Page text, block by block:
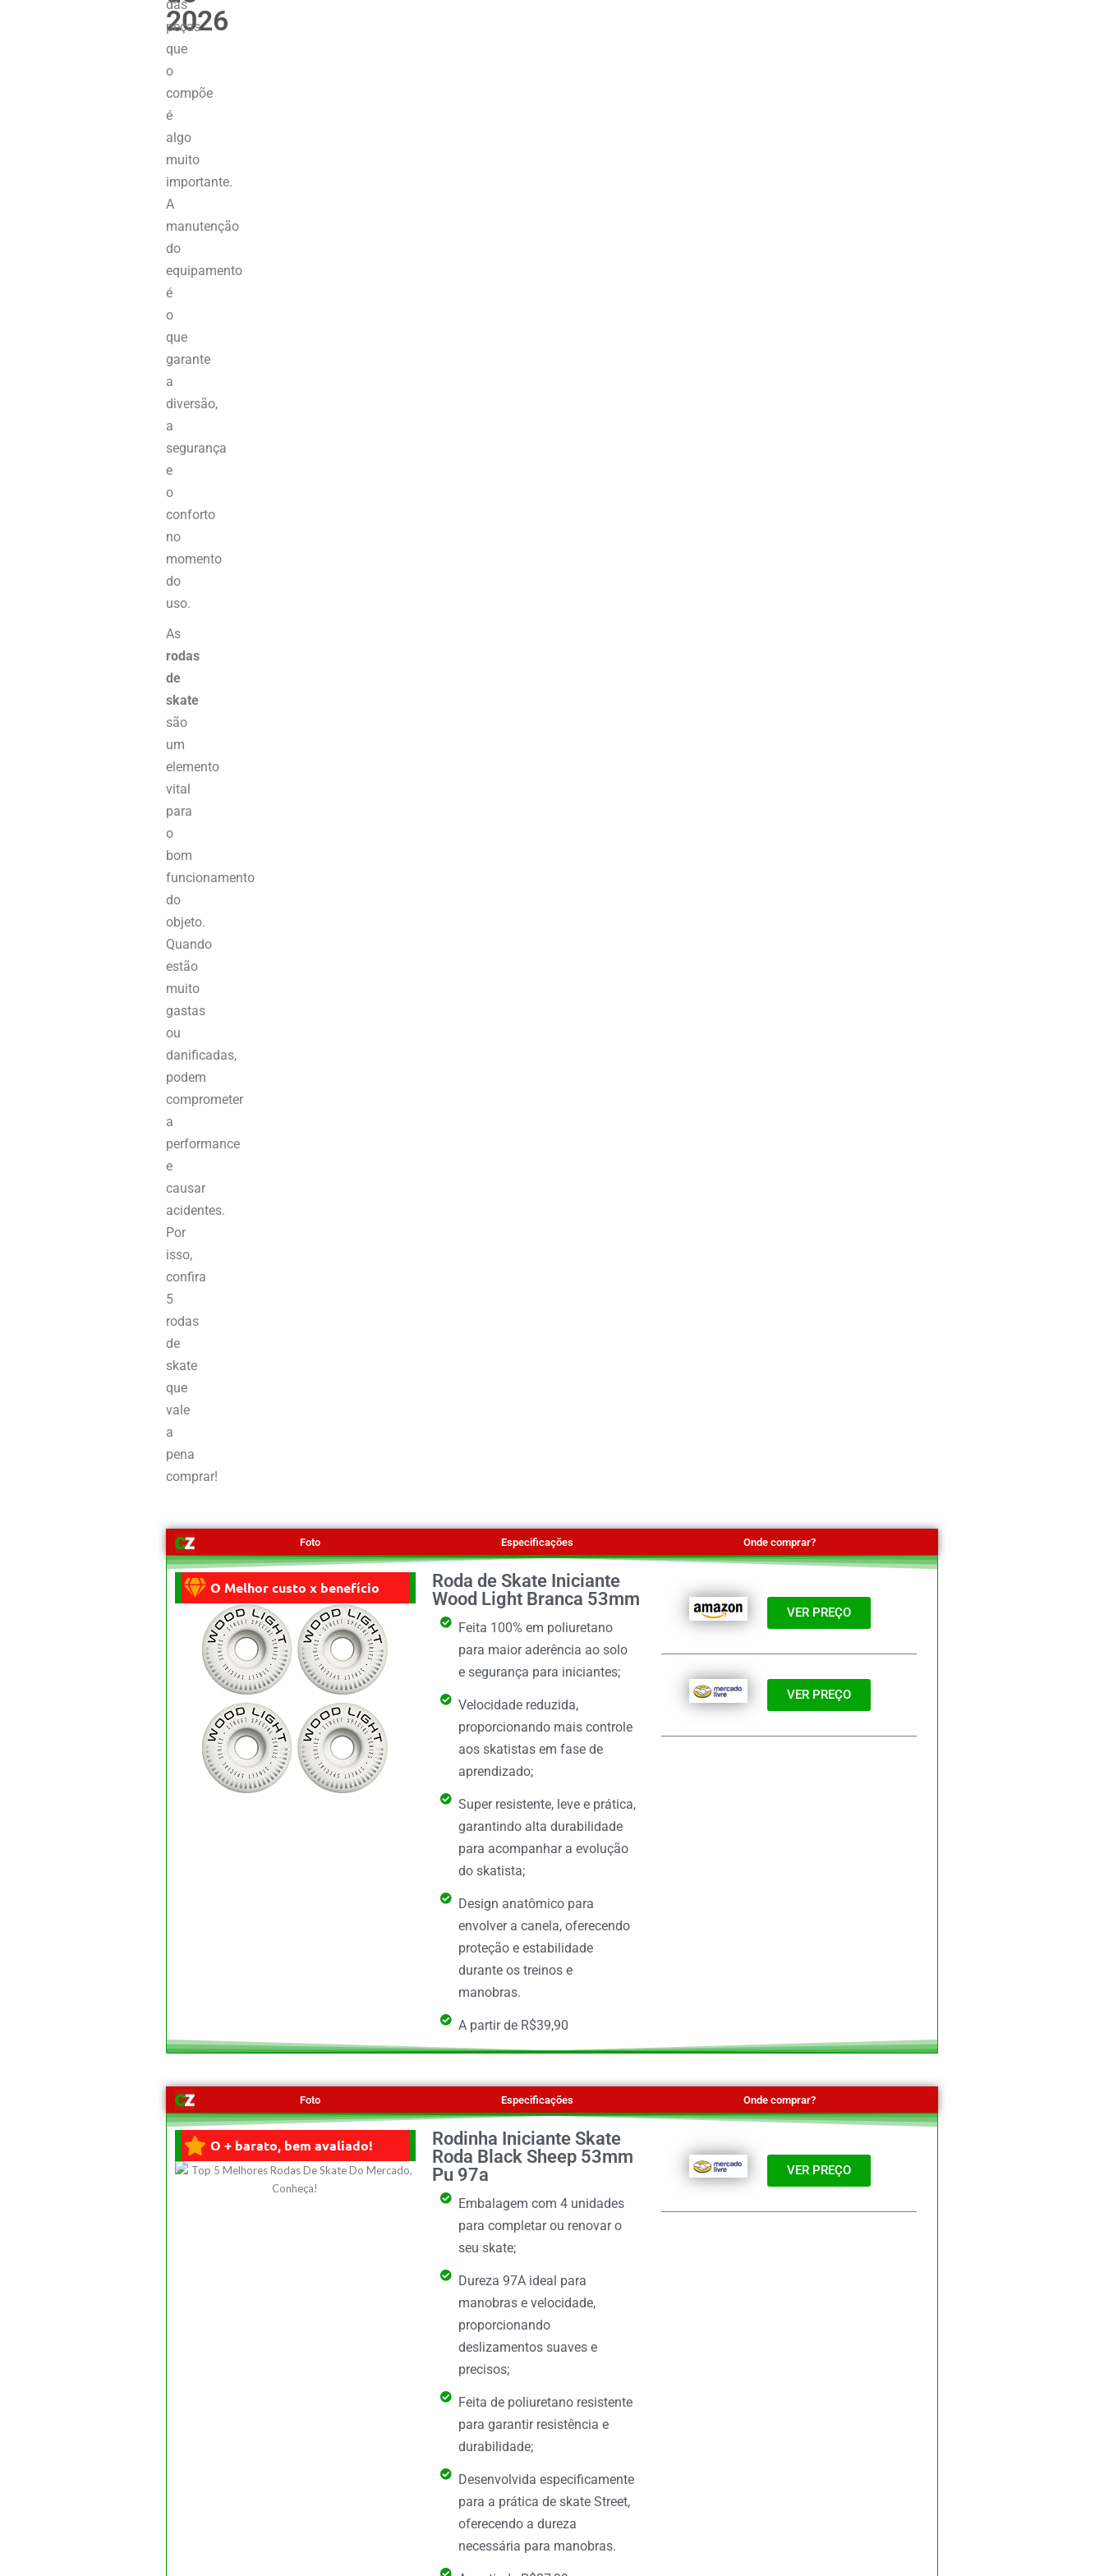
2026
das
peças
que
o
compõe
é
algo
muito
importante.
A
manutenção
do
equipamento
é
o
que
garante
a
diversão,
a
segurança
e
o
conforto
no
momento
do
uso.
As
rodas
de
skate
são
um
elemento
vital
para
o
bom
funcionamento
do
objeto.
Quando
estão
muito
gastas
ou
danificadas,
podem
comprometer
a
performance
e
causar
acidentes.
Por
isso,
confira
5
rodas
de
skate
que
vale
a
pena
comprar!
Foto Especificações Onde comprar?
O Melhor custo x benefício
Roda de Skate Iniciante
Wood Light Branca 53mm
Feita 100% em poliuretano
para maior aderência ao solo
e segurança para iniciantes;
Velocidade reduzida,
proporcionando mais controle
aos skatistas em fase de
aprendizado;
Super resistente, leve e prática,
garantindo alta durabilidade
para acompanhar a evolução
do skatista;
Design anatômico para
envolver a canela, oferecendo
proteção e estabilidade
durante os treinos e
manobras.
A partir de R$39,90
VER PREÇO
VER PREÇO
Foto Especificações Onde comprar?
O + barato, bem avaliado!
Rodinha Iniciante Skate
Roda Black Sheep 53mm
Pu 97a
Embalagem com 4 unidades
para completar ou renovar o
seu skate;
Dureza 97A ideal para
manobras e velocidade,
proporcionando
deslizamentos suaves e
precisos;
Feita de poliuretano resistente
para garantir resistência e
durabilidade;
Desenvolvida especificamente
para a prática de skate Street,
oferecendo a dureza
necessária para manobras.
VER PREÇO